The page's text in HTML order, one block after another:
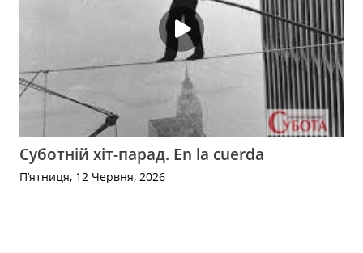
Суботній хіт-парад. En la cuerda
П’ятниця, 12 Червня, 2026